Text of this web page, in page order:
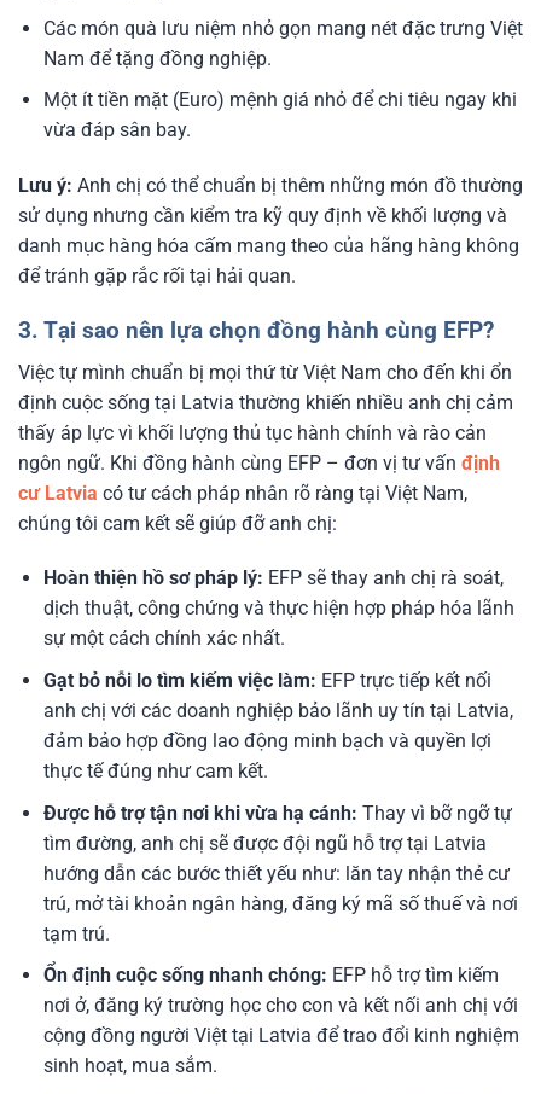
Các món quà lưu niệm nhỏ gọn mang nét đặc trưng Việt
Nam để tặng đồng nghiệp.
Một ít tiền mặt (Euro) mệnh giá nhỏ để chi tiêu ngay khi
vừa đáp sân bay.
Lưu ý: Anh chị có thể chuẩn bị thêm những món đồ thường
sử dụng nhưng cần kiểm tra kỹ quy định về khối lượng và
danh mục hàng hóa cấm mang theo của hãng hàng không
để tránh gặp rắc rối tại hải quan.
3. Tại sao nên lựa chọn đồng hành cùng EFP?
Việc tự mình chuẩn bị mọi thứ từ Việt Nam cho đến khi ổn
định cuộc sống tại Latvia thường khiến nhiều anh chị cảm
thấy áp lực vì khối lượng thủ tục hành chính và rào cản
ngôn ngữ. Khi đồng hành cùng EFP – đơn vị tư vấn định
cư Latvia có tư cách pháp nhân rõ ràng tại Việt Nam,
chúng tôi cam kết sẽ giúp đỡ anh chị:
Hoàn thiện hồ sơ pháp lý: EFP sẽ thay anh chị rà soát,
dịch thuật, công chứng và thực hiện hợp pháp hóa lãnh
sự một cách chính xác nhất.
Gạt bỏ nỗi lo tìm kiếm việc làm: EFP trực tiếp kết nối
anh chị với các doanh nghiệp bảo lãnh uy tín tại Latvia,
đảm bảo hợp đồng lao động minh bạch và quyền lợi
thực tế đúng như cam kết.
Được hỗ trợ tận nơi khi vừa hạ cánh: Thay vì bỡ ngỡ tự
tìm đường, anh chị sẽ được đội ngũ hỗ trợ tại Latvia
hướng dẫn các bước thiết yếu như: lăn tay nhận thẻ cư
trú, mở tài khoản ngân hàng, đăng ký mã số thuế và nơi
tạm trú.
Ổn định cuộc sống nhanh chóng: EFP hỗ trợ tìm kiếm
nơi ở, đăng ký trường học cho con và kết nối anh chị với
cộng đồng người Việt tại Latvia để trao đổi kinh nghiệm
sinh hoạt, mua sắm.